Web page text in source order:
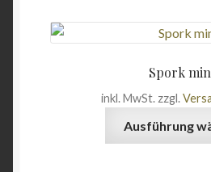
Spork
inkl. MwSt. zzgl.
Ausführung